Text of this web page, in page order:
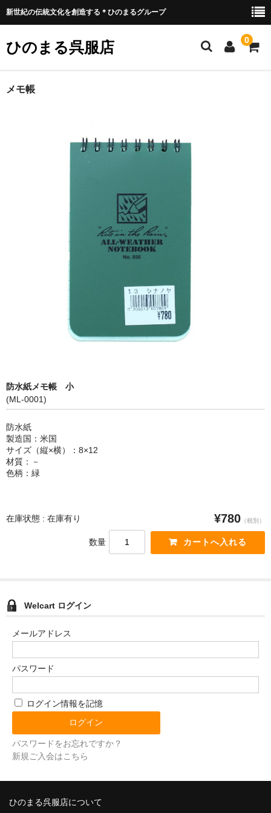
新世紀の伝統文化を創造する＊ひのまるグループ
ひのまる呉服店 0
ホーム
お好みプリント
お好みプリント 例1
メモ帳
防水紙メモ帳 小
(ML-0001)
防水紙
製造国：米国
サイズ（縦×横）：8×12
材質：－
色柄：緑
在庫状態 : 在庫有り ¥780 （税別）
数量
Welcart ログイン
メールアドレス
パスワード
ログイン情報を記憶
パスワードをお忘れですか？
新規ご入会はこちら
ひのまる呉服店について